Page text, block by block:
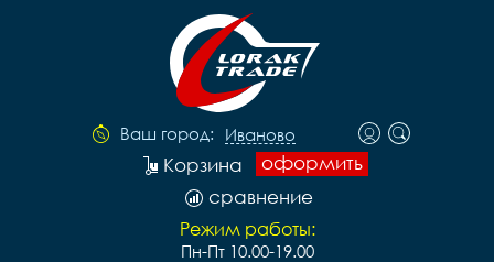
Ваш город: Иваново
оформить
Корзина
сравнение
Режим работы:
Пн-Пт 10.00-19.00